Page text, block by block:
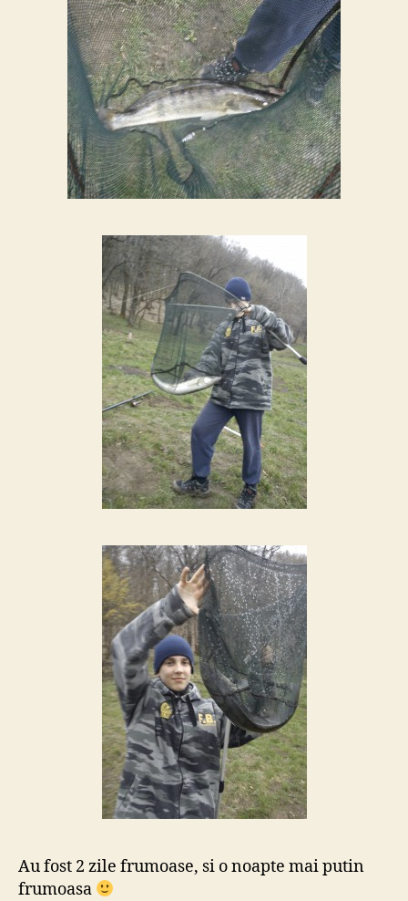
Au fost 2 zile frumoase, si o noapte mai putin
frumoasa